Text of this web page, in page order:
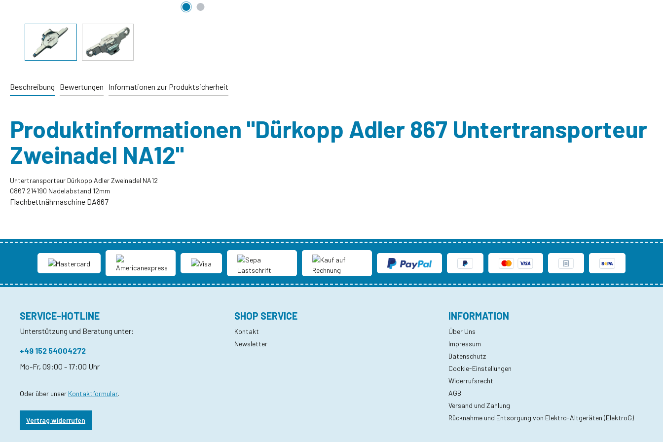
Beschreibung Bewertungen Informationen zur Produktsicherheit
Produktinformationen "Dürkopp Adler 867 Untertransporteur
Zweinadel NA12"
Untertransporteur Dürkopp Adler Zweinadel NA12
0867 214190 Nadelabstand 12mm
Flachbettnähmaschine DA867
SERVICE-HOTLINE
Unterstützung und Beratung unter:
+49 152 54004272
Mo-Fr, 09:00 - 17:00 Uhr
Oder über unser Kontaktformular.
Vertrag widerrufen
SHOP SERVICE
Kontakt
Newsletter
INFORMATION
Über Uns
Impressum
Datenschutz
Cookie-Einstellungen
Widerrufsrecht
AGB
Versand und Zahlung
Rücknahme und Entsorgung von Elektro-Altgeräten (ElektroG)